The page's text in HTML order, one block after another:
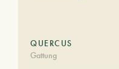
QUERCUS
Gattung